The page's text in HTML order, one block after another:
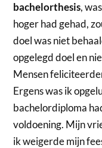
bachelorthesis,
hoger had gehad,
doel was niet
opgelegd doel en
Mensen
Ergens was ik
bachelordiploma
voldoening. Mijn
ik weigerde mijn